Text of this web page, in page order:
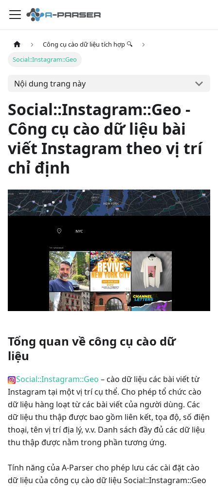
Công cụ cào dữ liệu tích hợp 🔍
Social::Instagram::Geo
Nội dung trang này
Social::Instagram::Geo -
Công cụ cào dữ liệu bài
viết Instagram theo vị trí
chỉ định
Tổng quan về công cụ cào dữ
liệu
Social::Instagram::Geo – cào dữ liệu các bài viết từ
Instagram tại một vị trí cụ thể. Cho phép tổ chức cào
dữ liệu hàng loạt từ các bài viết của người dùng. Các
dữ liệu thu thập được bao gồm liên kết, tọa độ, số điện
thoại, tên vị trí địa lý, v.v. Danh sách đầy đủ các dữ liệu
thu thập được nằm trong phần tương ứng.
Tính năng của A-Parser cho phép lưu các cài đặt cào
dữ liệu của công cụ cào dữ liệu Social::Instagram::Geo